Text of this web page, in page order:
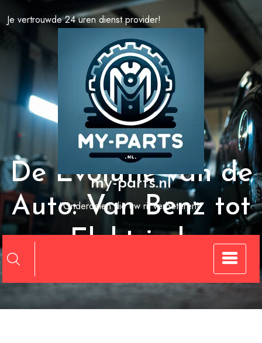
naarJe vertrouwde 24 uren dienst provider!
my-parts.nl
"Onderdelen die uw rit verbeteren!"
De Evolutie van de
Auto: Van Benz tot
Elektrisch